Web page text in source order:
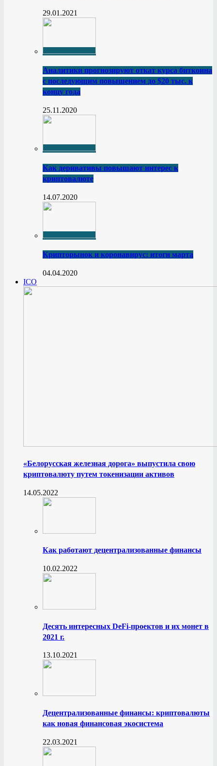
29.01.2021
Аналитики прогнозируют откат курса биткоина
с последующим повышением до $20 тыс. к
концу года
25.11.2020
Как деривативы повышают интерес к
криптовалюте
14.07.2020
Крипторынок и коронавирус: итоги марта
04.04.2020
ICO
«Белорусская железная дорога» выпустила свою
криптовалюту путем токенизации активов
14.05.2022
Как работают децентрализованные финансы
10.02.2022
Десять интересных DeFi-проектов и их монет в
2021 г.
13.10.2021
Децентрализованные финансы: криптовалюты
как новая финансовая экосистема
22.03.2021